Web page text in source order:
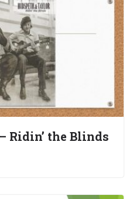
Ridin’ the Blinds